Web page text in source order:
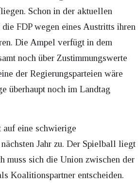
Schon in der aktuellen
FDP wegen eines Austritts ihren
Die Ampel verfügt in dem
noch über Zustimmungswerte
der Regierungsparteien wäre
überhaupt noch im Landtag
eine schwierige
Jahr zu. Der Spielball liegt
muss sich die Union zwischen der
Koalitionspartner entscheiden.